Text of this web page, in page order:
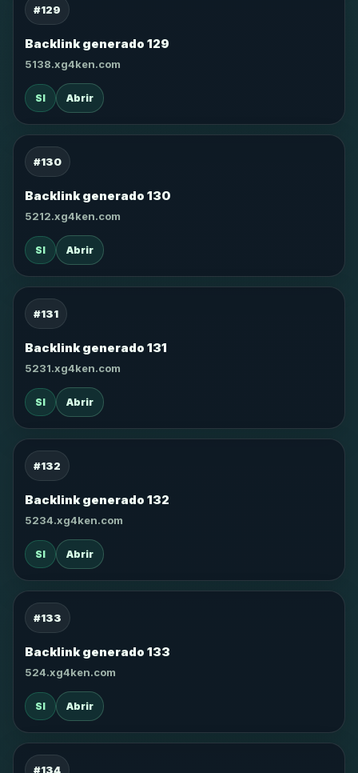
#129
Backlink generado 129
5138.xg4ken.com
SI Abrir
#130
Backlink generado 130
5212.xg4ken.com
SI Abrir
#131
Backlink generado 131
5231.xg4ken.com
SI Abrir
#132
Backlink generado 132
5234.xg4ken.com
SI Abrir
#133
Backlink generado 133
524.xg4ken.com
SI Abrir
#134